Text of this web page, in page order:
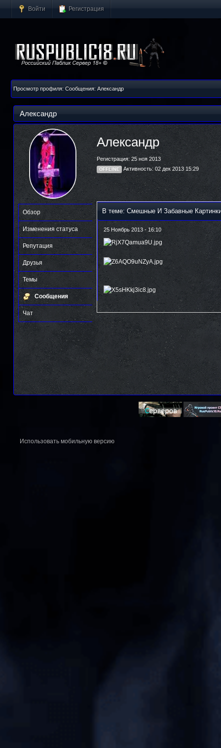
Войти Регистрация
Просмотр профиля: Сообщения: Александр
Александр
Обзор
Изменения статуса
Репутация
Друзья
Темы
Сообщения
Чат
Александр
Регистрация: 25 ноя 2013
OFFLINE Активность: 02 дек 2013 15:29
В теме: Смешные И Забавные
25 Ноябрь 2013 - 16:10
Использовать мобильную версию